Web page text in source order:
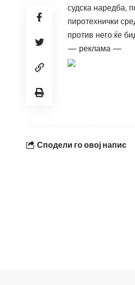
судска наредба,
пиротехнички
против него ќе
— реклама —
Сподели го овој напис